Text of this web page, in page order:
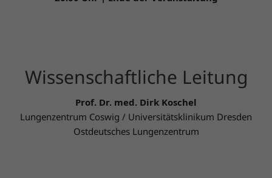
Wissenschaftliche Leitung
Prof. Dr. med. Dirk Koschel
Lungenzentrum Coswig / Universitätsklinikum Dresden
Ostdeutsches Lungenzentrum